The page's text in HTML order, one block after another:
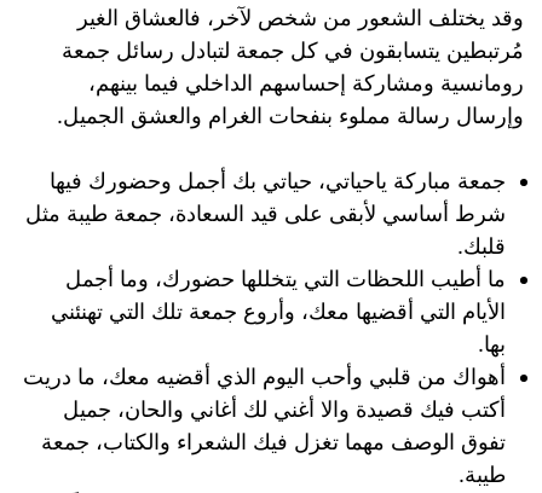
وقد يختلف الشعور من شخص لآخر، فالعشاق الغير
مُرتبطين يتسابقون في كل جمعة لتبادل رسائل جمعة
رومانسية ومشاركة إحساسهم الداخلي فيما بينهم،
وإرسال رسالة مملوء بنفحات الغرام والعشق الجميل.
جمعة مباركة ياحياتي، حياتي بك أجمل وحضورك فيها
شرط أساسي لأبقى على قيد السعادة، جمعة طيبة مثل
قلبك.
ما أطيب اللحظات التي يتخللها حضورك، وما أجمل
الأيام التي أقضيها معك، وأروع جمعة تلك التي تهنئني
بها.
أهواك من قلبي وأحب اليوم الذي أقضيه معك، ما دريت
أكتب فيك قصيدة والا أغني لك أغاني والحان، جميل
تفوق الوصف مهما تغزل فيك الشعراء والكتاب، جمعة
طيبة.